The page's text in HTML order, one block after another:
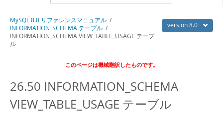
MySQL Enterprise
Workbench
InnoDB Cluster
MySQL.com
Download this Manual
PDF (US Ltr)- 36.1Mb
version 8.0
MySQL 8.0 リファレンスマニュアル /
INFORMATION_SCHEMA テーブル /
INFORMATION_SCHEMA VIEW_TABLE_USAGE テーブ
ル
このページは機械翻訳したものです。
26.50 INFORMATION_SCHEMA
VIEW_TABLE_USAGE テーブル